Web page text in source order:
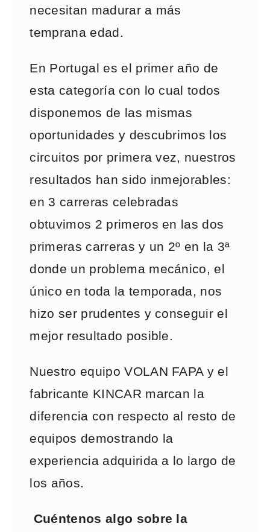
necesitan madurar a más
temprana edad.
En Portugal es el primer año de
esta categoría con lo cual todos
disponemos de las mismas
oportunidades y descubrimos los
circuitos por primera vez, nuestros
resultados han sido inmejorables:
en 3 carreras celebradas
obtuvimos 2 primeros en las dos
primeras carreras y un 2º en la 3ª
donde un problema mecánico, el
único en toda la temporada, nos
hizo ser prudentes y conseguir el
mejor resultado posible.
Nuestro equipo VOLAN FAPA y el
fabricante KINCAR marcan la
diferencia con respecto al resto de
equipos demostrando la
experiencia adquirida a lo largo de
los años.
Cuéntenos algo sobre la